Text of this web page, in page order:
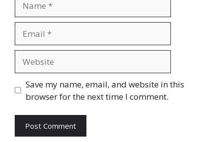
Save my name, email, and website in this
browser for the next time I comment.